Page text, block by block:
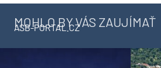
MOHLO BY VÁS ZAUJÍMAŤ
ASB-PORTAL.CZ